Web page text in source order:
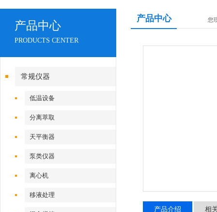
产品中心
PRODUCTS CENTER
常规仪器
低温设备
分离萃取
天平衡器
泵类仪器
离心机
移液处理
产品中心 您
产品介绍 相